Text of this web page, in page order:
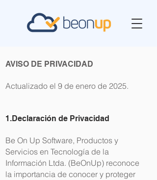
AVISO DE PRIVACIDAD
Actualizado el 9 de enero de 2025.
1.Declaración de Privacidad
Be On Up Software, Productos y
Servicios en Tecnología de la
Información Ltda. (BeOnUp) reconoce
la importancia de conocer y proteger